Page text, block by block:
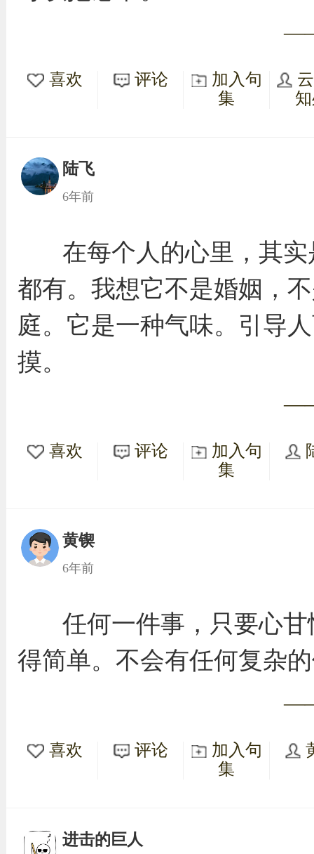
喜欢 评论
加入句
集
陆飞
6年前
在每个人的心里，其
都有。我想它不是婚姻，
庭。它是一种气味。引导
摸。
喜欢 评论
加入句
集
黄锲
6年前
任何一件事，只要心
得简单。不会有任何复杂
喜欢 评论
加入句
集
进击的巨人